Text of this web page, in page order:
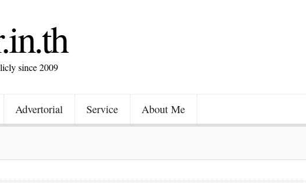
since 2009
Advertorial Service About Me